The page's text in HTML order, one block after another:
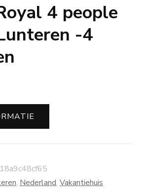
4 people
-4
, Nederland, Vakantiehuis